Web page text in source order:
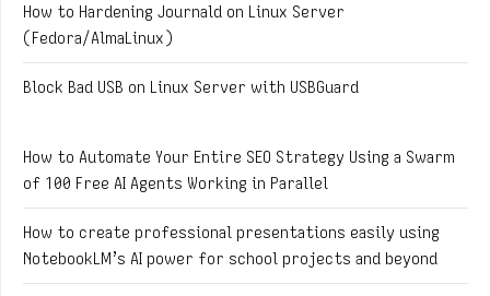
How to Hardening Journald on Linux Server
(Fedora/AlmaLinux)
Block Bad USB on Linux Server with USBGuard
How to Automate Your Entire SEO Strategy Using a Swarm
of 100 Free AI Agents Working in Parallel
How to create professional presentations easily using
NotebookLM’s AI power for school projects and beyond